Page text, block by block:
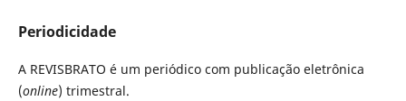
Periodicidade
A REVISBRATO é um periódico com publicação eletrônica
(online) trimestral.